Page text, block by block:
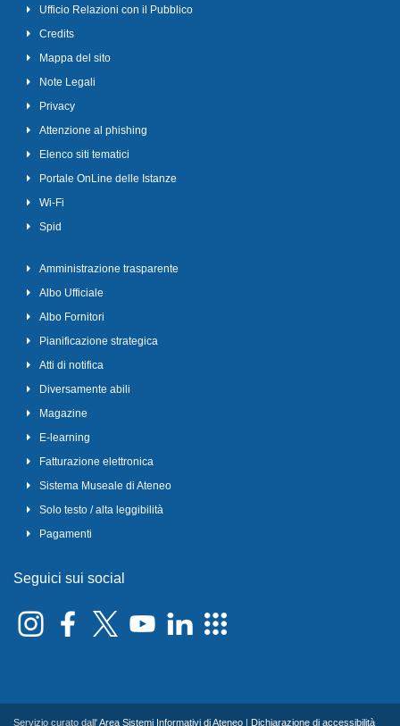
Ufficio Relazioni con il Pubblico
Credits
Mappa del sito
Note Legali
Privacy
Attenzione al phishing
Elenco siti tematici
Portale OnLine delle Istanze
Wi-Fi
Spid
Amministrazione trasparente
Albo Ufficiale
Albo Fornitori
Pianificazione strategica
Atti di notifica
Diversamente abili
Magazine
E-learning
Fatturazione elettronica
Sistema Museale di Ateneo
Solo testo / alta leggibilità
Pagamenti
Seguici sui social
Servizio curato dall'Area Sistemi Informativi di Ateneo Dichiarazione di accessibilità